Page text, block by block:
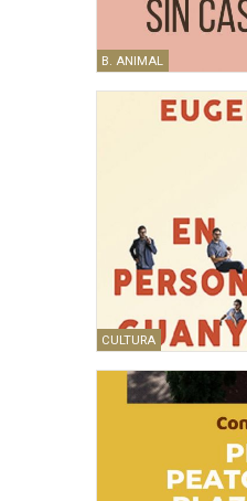
B. ANIMAL
CULTURA